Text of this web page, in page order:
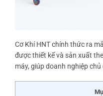
Cơ Khí HNT chính thức ra
được thiết kế và sản xuất
máy, giúp doanh nghiệp